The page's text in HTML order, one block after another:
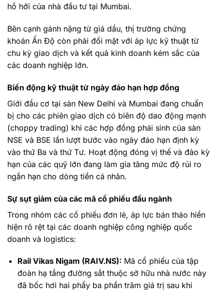
hồ hởi của nhà đầu tư tại Mumbai.
Bên cạnh gánh nặng từ giá dầu, thị trường chứng
khoán Ấn Độ còn phải đối mặt với áp lực kỹ thuật từ
chu kỳ giao dịch và kết quả kinh doanh kém sắc của
các doanh nghiệp lớn.
Biến động kỹ thuật từ ngày đáo hạn hợp đồng
Giới đầu cơ tại sàn New Delhi và Mumbai đang chuẩn
bị cho các phiên giao dịch có biên độ dao động mạnh
(choppy trading) khi các hợp đồng phái sinh của sàn
NSE và BSE lần lượt bước vào ngày đáo hạn định kỳ
vào thứ Ba và thứ Tư. Hoạt động đóng vị thế và đảo kỳ
hạn của các quỹ lớn đang làm gia tăng mức độ rủi ro
ngắn hạn cho dòng tiền cá nhân.
Sự sụt giảm của các mã cổ phiếu đầu ngành
Trong nhóm các cổ phiếu đơn lẻ, áp lực bán tháo hiển
hiện rõ rệt tại các doanh nghiệp công nghiệp quốc
doanh và logistics:
Rail Vikas Nigam (RAIV.NS): Mã cổ phiếu của tập
đoàn hạ tầng đường sắt thuộc sở hữu nhà nước này
đã bốc hơi hai phẩy ba phần trăm giá trị sau khi